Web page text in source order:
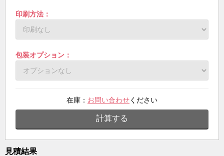
印刷方法：
包装オプション：
在庫： お問い合わせください
計算する
見積結果